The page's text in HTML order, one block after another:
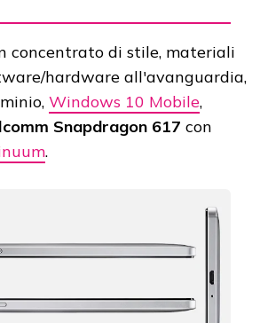
concentrato di stile, materiali
hardware all'avanguardia,
Windows 10 Mobile,
Snapdragon 617 con
.